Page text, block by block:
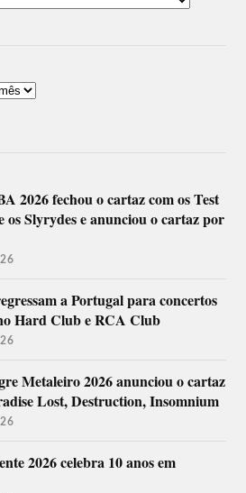
2026 fechou o cartaz com os Test
os Slyrydes e anunciou o cartaz por
a Portugal para concertos
Hard Club e RCA Club
Metaleiro 2026 anunciou o cartaz
Lost, Destruction, Insomnium
2026 celebra 10 anos em